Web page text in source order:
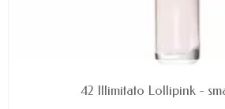
42 Illimitato Lollipink -